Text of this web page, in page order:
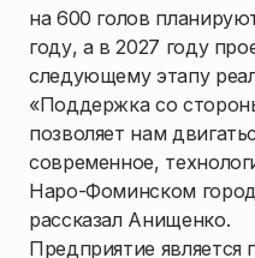
на 600 голов
году, а в 2027 году
следующему этапу
«Поддержка со
позволяет нам
современное,
Наро-Фоминском
рассказал Анищенко.
Предприятие является